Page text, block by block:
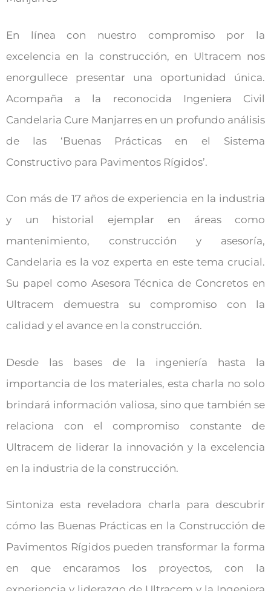
En línea con nuestro compromiso por la
excelencia en la construcción, en Ultracem nos
enorgullece presentar una oportunidad única.
Acompaña a la reconocida Ingeniera Civil
Candelaria Cure Manjarres en un profundo análisis
de las ‘Buenas Prácticas en el Sistema
Constructivo para Pavimentos Rígidos’.
Con más de 17 años de experiencia en la industria
y un historial ejemplar en áreas como
mantenimiento, construcción y asesoría,
Candelaria es la voz experta en este tema crucial.
Su papel como Asesora Técnica de Concretos en
Ultracem demuestra su compromiso con la
calidad y el avance en la construcción.
Desde las bases de la ingeniería hasta la
importancia de los materiales, esta charla no solo
brindará información valiosa, sino que también se
relaciona con el compromiso constante de
Ultracem de liderar la innovación y la excelencia
en la industria de la construcción.
Sintoniza esta reveladora charla para descubrir
cómo las Buenas Prácticas en la Construcción de
Pavimentos Rígidos pueden transformar la forma
en que encaramos los proyectos, con la